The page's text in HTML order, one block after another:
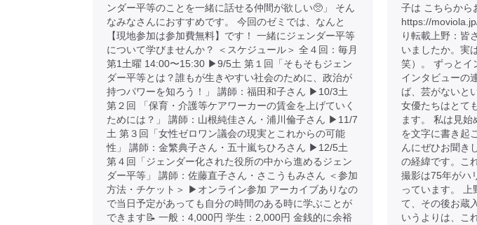
ンダー平等のことを一緒に話せる仲間が欲しい🥺」 そん
なみなさんにおすすめです。 今回のゼミでは、なんと
【現地参加は参加費無料】です！ 一緒にジェンダー平等
について学びませんか？ ＜スケジュール＞ 全４回：毎月
第1土曜 14:00〜15:30 ▶︎9/5土 第１回「そもそもジェン
ダー平等とは？誰もが生きやすい社会のために、政治が
持つパワーを知ろう！」 講師：福田和子さん ▶︎10/3土
第２回 「保育・介護等ケアワーカーの賃金を上げていく
ためには？」 講師：山根純佳さん・浦川倫子さん ▶︎11/7
土 第３回「女性ゼロワン議会の現実とこれからの可能
性」 講師：金繁典子さん・五十嵐ちひろさん ▶︎12/5土
第４回「ジェンダー化された役所の中から進めるジェン
ダー平等」 講師：佐藤直子さん・さこうもみさん ＜参加
方法・チケット＞ ▶︎オンライン参加 アーカイブありなの
で当日予定があっても自分の時間のある時に学ぶことが
できます📝 一般：4,000円 学生：2,000円 金銭的に余裕
子は こちらから
https://
り転載上野：皆
いましたか。実
笑）。 ずっとイ
インタビューの
ば、芸がないと
女優たちはとて
ます。 私は見
を文字に書き起
んにぜひお聞き
の経緯です。こ
撮影は75年がハ
っています。 上
て、その後お蔵
いうよりは、こ